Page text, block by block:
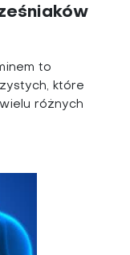
to
które
różnych